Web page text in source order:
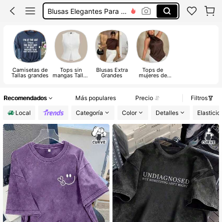
Blusas Elegantes Para Mujer En Tendencia
Blusas De Vestir Elegantes
Blusas Bonitas De Mujer
Camisetas de
Tallas grandes
Tops sin
mangas Tallas
Blusas Extra
Grandes
Tops de
mujeres de
Recomendados Más populares Precio
Filtros
Local
Categoría Color Detalles